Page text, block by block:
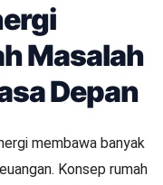
Masalah
Depan
membawa banyak
Konsep rumah